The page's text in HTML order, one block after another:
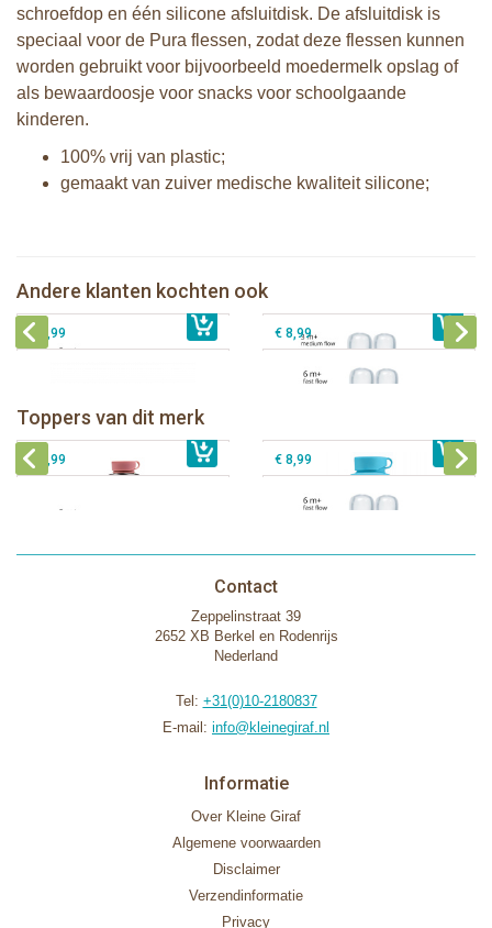
schroefdop en één silicone afsluitdisk. De afsluitdisk is
speciaal voor de Pura flessen, zodat deze flessen kunnen
worden gebruikt voor bijvoorbeeld moedermelk opslag of
als bewaardoosje voor snacks voor schoolgaande
kinderen.
100% vrij van plastic;
gemaakt van zuiver medische kwaliteit silicone;
Andere klanten kochten ook
€ 9,99Pura silicone Sport Dop Aqua
€ 8,99 € 8,99
Toppers van dit merk
€ 40,99
Pura Sportfles 550 ml + Aqua sleeve
Pura silicone tuit 2 stuks
€ 9,99 € 8,99
Contact
Zeppelinstraat 39
2652 XB Berkel en Rodenrijs
Nederland
Tel: +31(0)10-2180837
E-mail: info@kleinegiraf.nl
Informatie
Over Kleine Giraf
Algemene voorwaarden
Disclaimer
Verzendinformatie
Privacy